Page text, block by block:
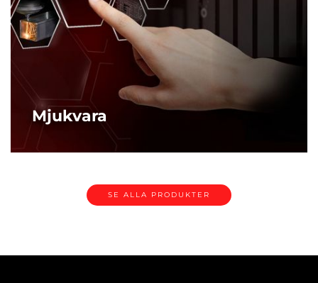
Mjukvara
Produktion
SE ALLA PRODUKTER